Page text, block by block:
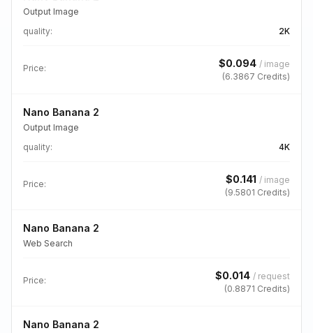
Output Image
quality: 2K
Price: $0.094 / image
(6.3867 Credits)
Nano Banana 2
Output Image
quality: 4K
Price: $0.141 / image
(9.5801 Credits)
Nano Banana 2
Web Search
Price: $0.014 / request
(0.8871 Credits)
Nano Banana 2